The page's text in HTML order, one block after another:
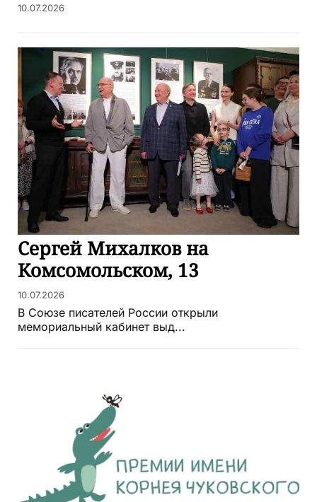
10.07.2026
Сергей Михалков на
Комсомольском, 13
10.07.2026
В Союзе писателей России открыли
мемориальный кабинет выд...